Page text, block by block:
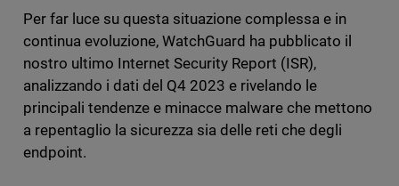
Per far luce su questa situazione complessa e in
continua evoluzione, WatchGuard ha pubblicato il
nostro ultimo Internet Security Report (ISR),
analizzando i dati del Q4 2023 e rivelando le
principali tendenze e minacce malware che mettono
a repentaglio la sicurezza sia delle reti che degli
endpoint.